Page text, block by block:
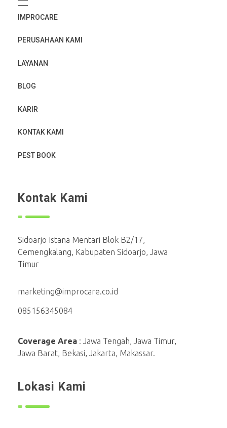
IMPROCARE
PERUSAHAAN KAMI
LAYANAN
BLOG
KARIR
KONTAK KAMI
PEST BOOK
Kontak Kami
Sidoarjo Istana Mentari Blok B2/17,
Cemengkalang, Kabupaten Sidoarjo, Jawa
Timur
marketing@improcare.co.id
085156345084
Coverage Area : Jawa Tengah, Jawa Timur,
Jawa Barat, Bekasi, Jakarta, Makassar.
Lokasi Kami